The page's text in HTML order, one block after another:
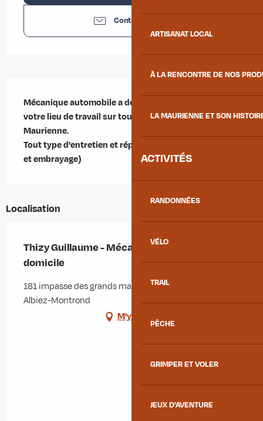
ARTISANAT LOCAL
À LA RENCONTRE DE NOS
LA MAURIENNE ET SON
ACTIVITÉS
RANDONNÉES
VÉLO
TRAIL
PÊCHE
GRIMPER ET VOLER
JEUX D'AVENTURE
Contactez-nous
Mécanique automobile a domicile chez vous ou sur
votre lieu de travail sur tout le secteur de la
Maurienne.
Tout type d'entretien et réparation (hors distribution
et embrayage)
Localisation
Thizy Guillaume - Mécanicien automobile à
domicile
181 impasse des grands maisons, Gévoudaz, 73300
Albiez-Montrond
M'y rendre